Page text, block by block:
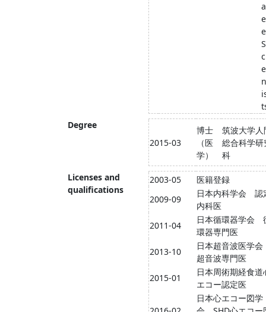
e
S
e
Degree
2015-03
博士
（医
学）
筑波大学人
総合科学研
科
Licenses and
qualifications
2003-05
医籍登録
2009-09
日本内科学会 認
内科医
2011-04
日本循環器学会
環器専門医
2013-10
日本超音波医学
超音波専門医
2015-01
日本周術期経食道
エコー認定医
日本心エコー図学